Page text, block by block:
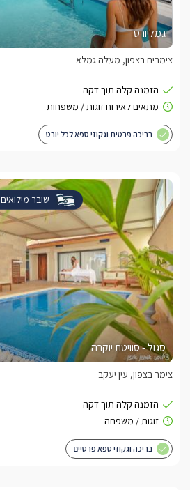
גמליורט
צימרים בצפון, מעלה גמלא
בריכה פרטית וגקוזי ספא לכל יורט
שובר מילואים
סגול - סוויטת יוקרה
צימר בצפון, עין יעקב
בריכה וגקוזי ספא פרטיים